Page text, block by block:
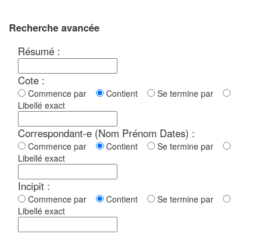
Recherche avancée
Résumé :
Cote :
Commence par Contient
Se termine par
Libellé exact
Correspondant-e (Nom Prénom Dates) :
Commence par Contient
Se termine par
Libellé exact
Incipit :
Commence par Contient
Se termine par
Libellé exact